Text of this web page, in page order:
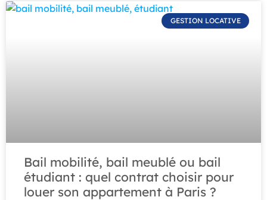
GESTION LOCATIVE
Bail mobilité, bail meublé ou bail
étudiant : quel contrat choisir pour
louer son appartement à Paris ?